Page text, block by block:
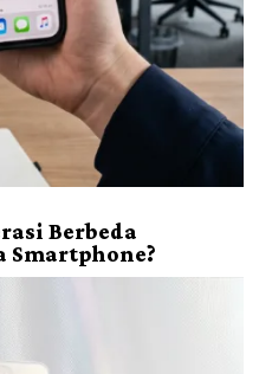
Berbeda
Smartphone?